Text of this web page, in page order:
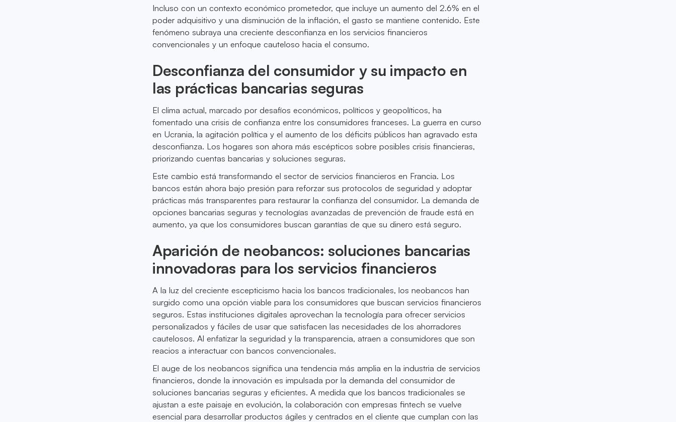
Incluso con un contexto económico prometedor, que incluye un aumento del 2.6% en el
poder adquisitivo y una disminución de la inflación, el gasto se mantiene contenido. Este
fenómeno subraya una creciente desconfianza en los servicios financieros
convencionales y un enfoque cauteloso hacia el consumo.
Desconfianza del consumidor y su impacto en
las prácticas bancarias seguras
El clima actual, marcado por desafíos económicos, políticos y geopolíticos, ha
fomentado una crisis de confianza entre los consumidores franceses. La guerra en curso
en Ucrania, la agitación política y el aumento de los déficits públicos han agravado esta
desconfianza. Los hogares son ahora más escépticos sobre posibles crisis financieras,
priorizando cuentas bancarias y soluciones seguras.
Este cambio está transformando el sector de servicios financieros en Francia. Los
bancos están ahora bajo presión para reforzar sus protocolos de seguridad y adoptar
prácticas más transparentes para restaurar la confianza del consumidor. La demanda de
opciones bancarias seguras y tecnologías avanzadas de prevención de fraude está en
aumento, ya que los consumidores buscan garantías de que su dinero está seguro.
Aparición de neobancos: soluciones bancarias
innovadoras para los servicios financieros
A la luz del creciente escepticismo hacia los bancos tradicionales, los neobancos han
surgido como una opción viable para los consumidores que buscan servicios financieros
seguros. Estas instituciones digitales aprovechan la tecnología para ofrecer servicios
personalizados y fáciles de usar que satisfacen las necesidades de los ahorradores
cautelosos. Al enfatizar la seguridad y la transparencia, atraen a consumidores que son
reacios a interactuar con bancos convencionales.
El auge de los neobancos significa una tendencia más amplia en la industria de servicios
financieros, donde la innovación es impulsada por la demanda del consumidor de
soluciones bancarias seguras y eficientes. A medida que los bancos tradicionales se
ajustan a este paisaje en evolución, la colaboración con empresas fintech se vuelve
esencial para desarrollar productos ágiles y centrados en el cliente que cumplan con las